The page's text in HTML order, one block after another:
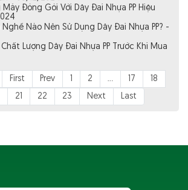
Đóng Gói Với Dây Đai Nhựa PP Hiệu
Nào Nên Sử Dụng Dây Đai Nhựa PP? -
Lượng Dây Đai Nhựa PP Trước Khi Mua
First Prev 1 2 ... 17
18
21 22 23 Next Last